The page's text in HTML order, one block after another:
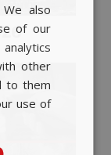
BASQUE
CATALAN
ENGLISH
also
of our
other
to them
use of